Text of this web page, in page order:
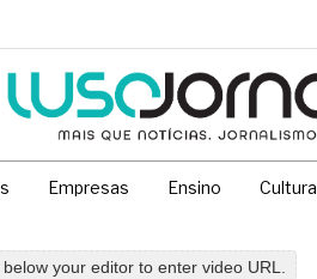
Empresas Ensino Cultura
your editor to enter video URL.